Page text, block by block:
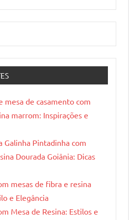
mesa de casamento com
marrom: Inspirações e
Galinha Pintadinha com
Dourada Goiânia: Dicas
mesas de fibra e resina
e Elegância
Mesa de Resina: Estilos e